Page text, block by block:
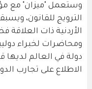
وستعمل "ميزان" مع
الترويج للقانون،
الأردنية ذات العلاقة
دولة في العالم لديها
الاطلاع على تجارب